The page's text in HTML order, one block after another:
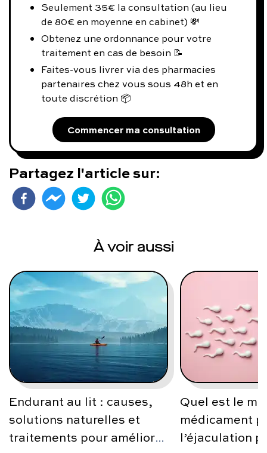
Seulement 35€ la consultation (au lieu
de 80€ en moyenne en cabinet) 💸
Obtenez une ordonnance pour votre
traitement en cas de besoin 📝
Faites-vous livrer via des pharmacies
partenaires chez vous sous 48h et en
toute discrétion 📦
Commencer ma consultation
Partagez l'article sur:
À voir aussi
Endurant au lit : causes,
solutions naturelles et
traitements pour améliorer
Quel est le
médicament
l’éjaculation